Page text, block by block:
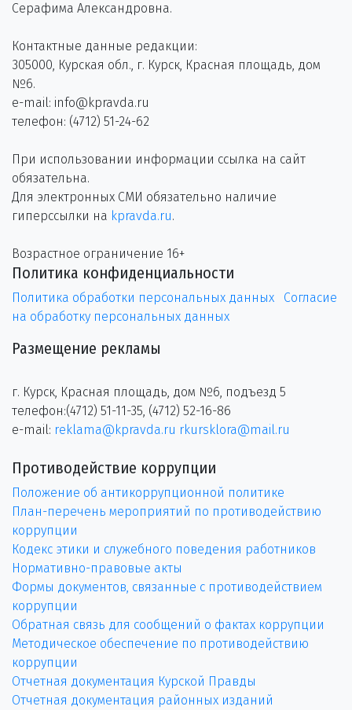
Серафима Александровна.
Контактные данные редакции:
305000, Курская обл., г. Курск, Красная площадь, дом
№6.
e-mail: info@kpravda.ru
телефон: (4712) 51-24-62
При использовании информации ссылка на сайт
обязательна.
Для электронных СМИ обязательно наличие
гиперссылки на kpravda.ru.
Возрастное ограничение 16+
Политика конфиденциальности
Политика обработки персональных данных
Согласие
на обработку персональных данных
Размещение рекламы
г. Курск, Красная площадь, дом №6, подъезд 5
телефон:(4712) 51-11-35, (4712) 52-16-86
e-mail: reklama@kpravda.ru rkursklora@mail.ru
Противодействие коррупции
Положение об антикоррупционной политике
План-перечень мероприятий по противодействию
коррупции
Кодекс этики и служебного поведения работников
Нормативно-правовые акты
Формы документов, связанные с противодействием
коррупции
Обратная связь для сообщений о фактах коррупции
Методическое обеспечение по противодействию
коррупции
Отчетная документация Курской Правды
Отчетная документация районных изданий